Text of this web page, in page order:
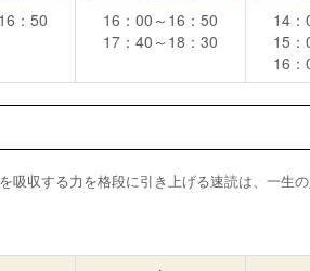
：50
16：00～16：50
17：40～18：30
14
15
16
収する力を格段に引き上げる速読は、一生